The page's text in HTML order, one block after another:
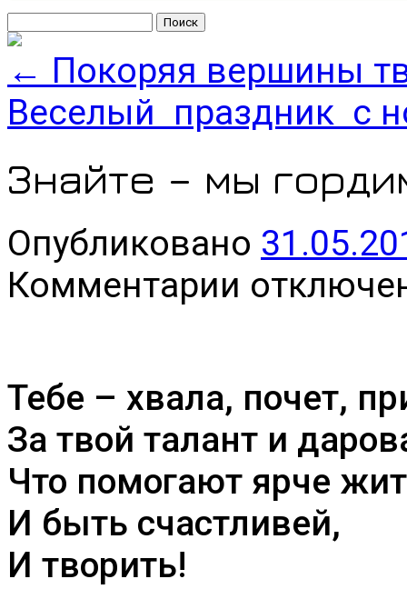
← Покоряя вершины
Веселый праздник с
Знайте – мы
Опубликовано
Комментарии
записи
ребята!
Тебе – хвала, почет,
За твой талант и
Что помогают ярче
И быть счастливей,
И творить!